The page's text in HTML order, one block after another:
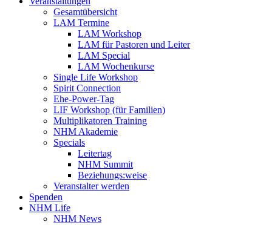
Gesamtübersicht
LAM Termine
LAM Workshop
LAM für Pastoren und Leiter
LAM Special
LAM Wochenkurse
Single Life Workshop
Spirit Connection
Ehe-Power-Tag
LIF Workshop (für Familien)
Multiplikatoren Training
NHM Akademie
Specials
Leitertag
NHM Summit
Beziehungs:weise
Veranstalter werden
Spenden
NHM Life
NHM News